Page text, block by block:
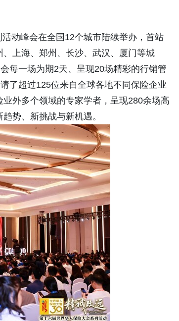
动峰会在全国12个城市陆续举办，首站
上海、郑州、长沙、武汉、厦门等城
每一场为期2天、呈现20场精彩的行销管
了超过125位来自全球各地不同保险企业
外多个领域的专家学者，呈现280余场高
势、新挑战与新机遇。